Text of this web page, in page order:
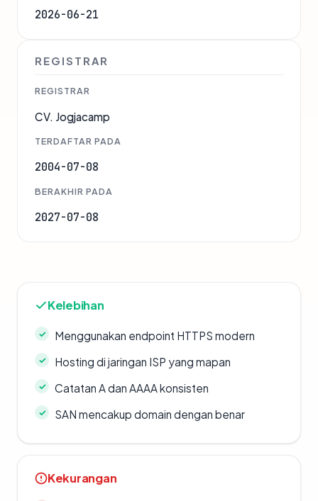
2026-06-21
REGISTRAR
REGISTRAR
CV. Jogjacamp
TERDAFTAR PADA
2004-07-08
BERAKHIR PADA
2027-07-08
Kelebihan
Menggunakan endpoint HTTPS modern
Hosting di jaringan ISP yang mapan
Catatan A dan AAAA konsisten
SAN mencakup domain dengan benar
Kekurangan